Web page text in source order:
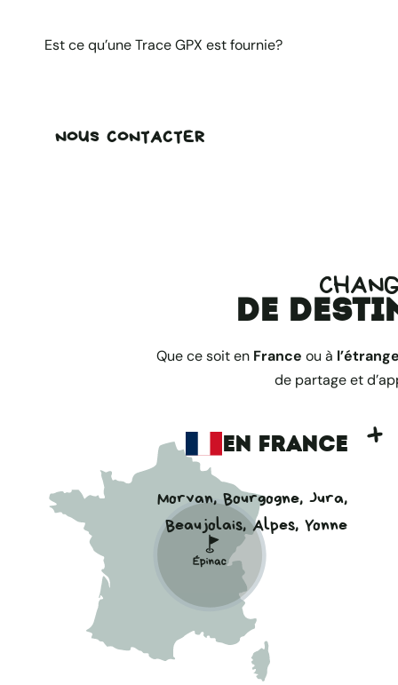
Est ce qu’une Trace GPX est fournie?
NOUS CONTACTER
de
Que ce soit en France ou à
de partage et
EN FRANCE
Morvan, Bourgogne, Jura,
Beaujolais, Alpes, Yonne